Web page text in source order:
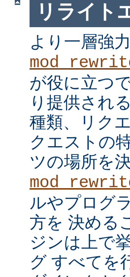
リライト
より一層強
が役に立つ
り提供され
種類、リク
クエストの
ツの場所を
ルやプログ
方を 決める
ジンは上で
グ すべてを